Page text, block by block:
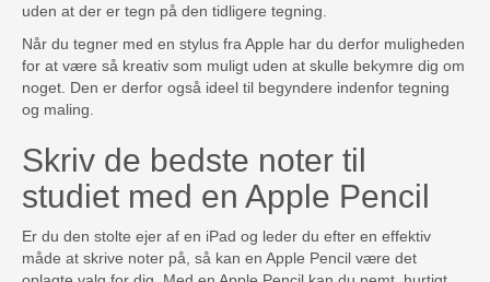
uden at der er tegn på den tidligere tegning.
Når du tegner med en stylus fra Apple har du derfor muligheden
for at være så kreativ som muligt uden at skulle bekymre dig om
noget. Den er derfor også ideel til begyndere indenfor tegning
og maling.
Skriv de bedste noter til
studiet med en Apple Pencil
Er du den stolte ejer af en iPad og leder du efter en effektiv
måde at skrive noter på, så kan en Apple Pencil være det